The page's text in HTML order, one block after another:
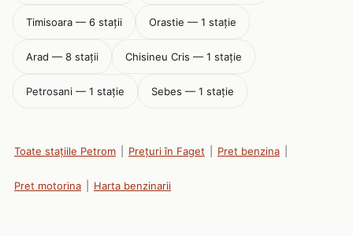
Timisoara — 6 stații Orastie — 1 stație
Arad — 8 stații Chisineu Cris — 1 stație
Petrosani — 1 stație Sebes — 1 stație
Toate stațiile Petrom Prețuri în Faget Pret benzina
Pret motorina Harta benzinarii